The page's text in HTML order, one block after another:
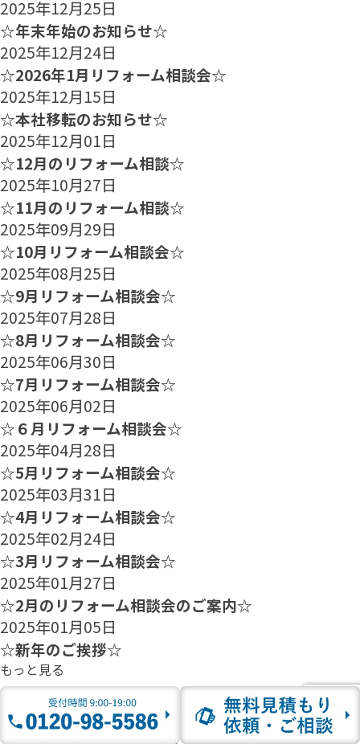
2025年12月25日
☆年末年始のお知らせ☆
2025年12月24日
☆2026年1月リフォーム相談会☆
2025年12月15日
☆本社移転のお知らせ☆
2025年12月01日
☆12月のリフォーム相談☆
2025年10月27日
☆11月のリフォーム相談☆
2025年09月29日
☆10月リフォーム相談会☆
2025年08月25日
☆9月リフォーム相談会☆
2025年07月28日
☆8月リフォーム相談会☆
2025年06月30日
☆7月リフォーム相談会☆
2025年06月02日
☆６月リフォーム相談会☆
2025年04月28日
☆5月リフォーム相談会☆
2025年03月31日
☆4月リフォーム相談会☆
2025年02月24日
☆3月リフォーム相談会☆
2025年01月27日
☆2月のリフォーム相談会のご案内☆
2025年01月05日
☆新年のご挨拶☆
もっと見る